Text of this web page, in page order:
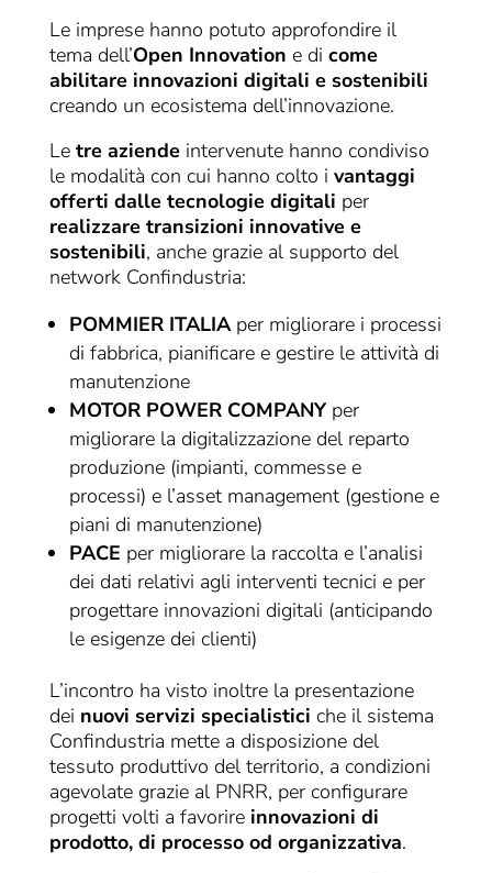
Le imprese hanno potuto approfondire il
tema dell’Open Innovation e di come
abilitare innovazioni digitali e sostenibili
creando un ecosistema dell’innovazione.
Le tre aziende intervenute hanno condiviso
le modalità con cui hanno colto i vantaggi
offerti dalle tecnologie digitali per
realizzare transizioni innovative e
sostenibili, anche grazie al supporto del
network Confindustria:
POMMIER ITALIA per migliorare i processi
di fabbrica, pianificare e gestire le attività di
manutenzione
MOTOR POWER COMPANYper
migliorare la digitalizzazione del reparto
produzione (impianti, commesse e
processi) e l’asset management (gestione e
piani di manutenzione)
PACE per migliorare la raccolta e l’analisi
dei dati relativi agli interventi tecnici e per
progettare innovazioni digitali (anticipando
le esigenze dei clienti)
L’incontro ha visto inoltre la presentazione
dei nuovi servizi specialistici che il sistema
Confindustria mette a disposizione del
tessuto produttivo del territorio, a condizioni
agevolate grazie al PNRR, per configurare
progetti volti a favorire innovazioni di
prodotto, di processo od organizzativa.